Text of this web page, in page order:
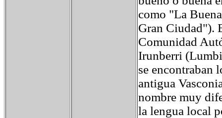
como "La
Gran Ciudad").
Comunidad
Irunberri
se encontraban
antigua
nombre muy
la lengua local